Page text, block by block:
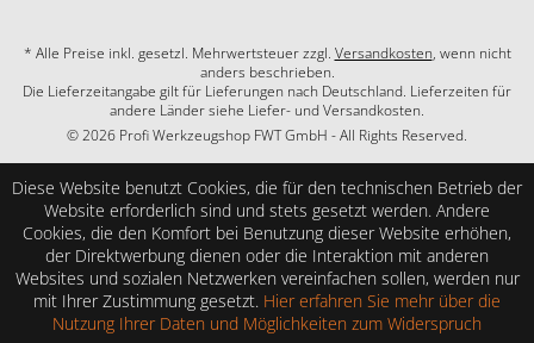
* Alle Preise inkl. gesetzl. Mehrwertsteuer zzgl. Versandkosten, wenn nicht
anders beschrieben.
Die Lieferzeitangabe gilt für Lieferungen nach Deutschland. Lieferzeiten für
andere Länder siehe Liefer- und Versandkosten.
© 2026 Profi Werkzeugshop FWT GmbH - All Rights Reserved.
Diese Website benutzt Cookies, die für den technischen Betrieb der
Website erforderlich sind und stets gesetzt werden. Andere
Cookies, die den Komfort bei Benutzung dieser Website erhöhen,
der Direktwerbung dienen oder die Interaktion mit anderen
Websites und sozialen Netzwerken vereinfachen sollen, werden nur
mit Ihrer Zustimmung gesetzt. Hier erfahren Sie mehr über die
Nutzung Ihrer Daten und Möglichkeiten zum Widerspruch